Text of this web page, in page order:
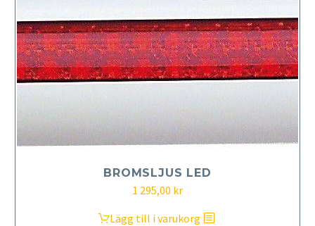
BROMSLJUS LED
1 295,00 kr
Lägg till i varukorg